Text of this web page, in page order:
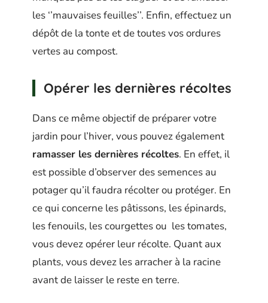
les ‘’mauvaises feuilles’’. Enfin, effectuez un
dépôt de la tonte et de toutes vos ordures
vertes au compost.
Opérer les dernières récoltes
Dans ce même objectif de préparer votre
jardin pour l’hiver, vous pouvez également
ramasser les dernières récoltes. En effet, il
est possible d’observer des semences au
potager qu’il faudra récolter ou protéger. En
ce qui concerne les pâtissons, les épinards,
les fenouils, les courgettes ou les tomates,
vous devez opérer leur récolte. Quant aux
plants, vous devez les arracher à la racine
avant de laisser le reste en terre.